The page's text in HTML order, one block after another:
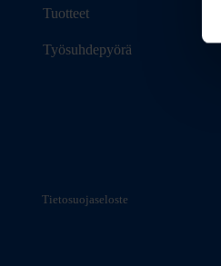
Tuotteet
Työsuhdepyörä
Tietosuojaseloste